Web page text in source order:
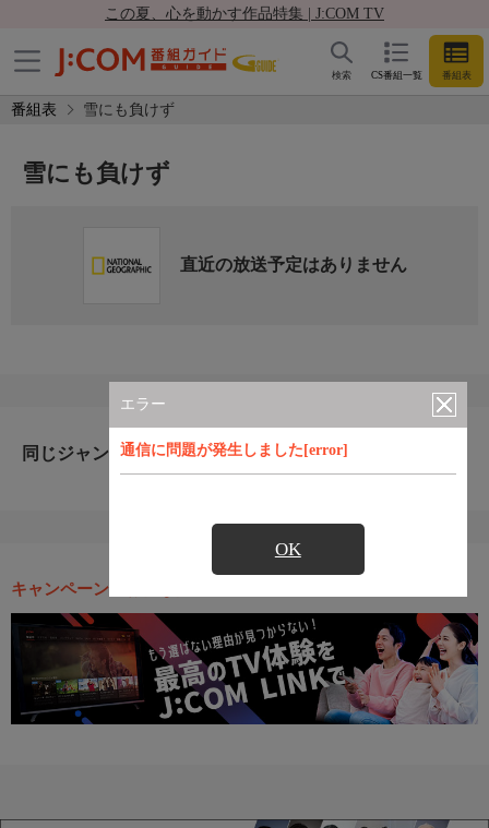
この夏、心を動かす作品特集 | J:COM TV
CS番組一覧 番組表
検索
番組表 雪にも負けず
エラー
通信に問題が発生しました[error]
OK
雪にも負けず
直近の放送予定はありません
同じジャンルのおすすめ番組
キャンペーン・お得な情報